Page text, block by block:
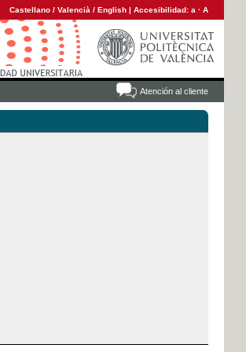
Castellano / Valencià / English | Accesibilidad: a · A
Atención al cliente